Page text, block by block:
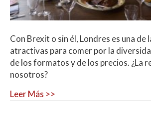
Con Brexit o sin él, Londres es una de
atractivas para comer por la
de los formatos y de los precios. ¿La
nosotros?
Leer Más >>